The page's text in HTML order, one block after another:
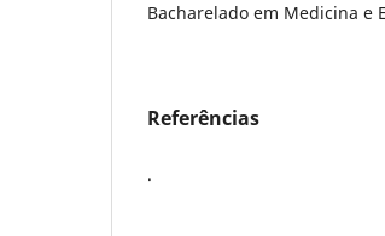
Bacharelado em Medicina e
Referências
.